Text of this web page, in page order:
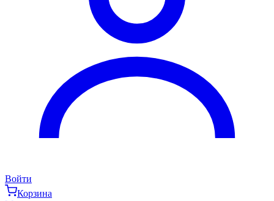
Войти
Корзина